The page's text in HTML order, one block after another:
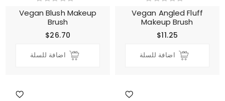
Vegan Angled Fluff
Makeup Brush
$11.25
اضافة للسلة
Vegan Blush Makeup
Brush
$26.70
اضافة للسلة